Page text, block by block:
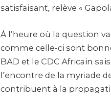
satisfaisant, relève «
À l’heure où la question
comme celle-ci sont
BAD et le CDC Africain
l’encontre de la myriade
contribuent à la